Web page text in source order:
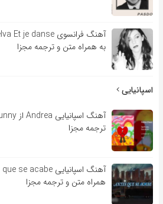
به همراه متن و ترجمه مجزا
اسپانیایی
ترجمه مجزا
همراه متن و ترجمه مجزا